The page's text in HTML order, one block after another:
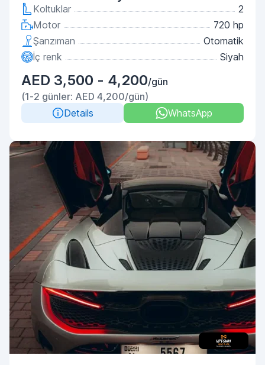
Koltuklar
2
Motor
720 hp
Şanzıman
Otomatik
İç renk
Siyah
AED 3,500 - 4,200/gün
(1-2 günler: AED 4,200/gün)
Details
WhatsApp